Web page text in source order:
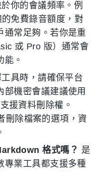
你的會議頻率。例
免費錄音額度，對
通常足夠。若你是重
或 Pro 版）通常會
能。
具時，請確保平台
部機密會議建議使用
援資料刪除權。
刪除檔案的選項，資
格式嗎？ 是
專業工具都支援多種